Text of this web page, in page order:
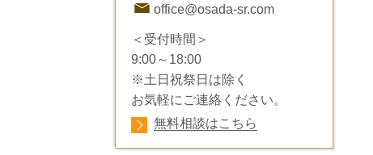
office@osada-sr.com
＜受付時間＞
9:00～18:00
※土日祝祭日は除く
お気軽にご連絡ください。
無料相談はこちら